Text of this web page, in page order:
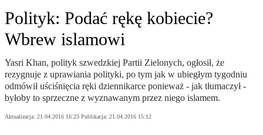
Polityk: Podać rękę kobiecie?
Wbrew islamowi
Yasri Khan, polityk szwedzkiej Partii Zielonych, ogłosił, że
rezygnuje z uprawiania polityki, po tym jak w ubiegłym tygodniu
odmówił uściśnięcia ręki dziennikarce ponieważ - jak tłumaczył -
byłoby to sprzeczne z wyznawanym przez niego islamem.
Aktualizacja: 21.04.2016 16:23 Publikacja: 21.04.2016 15:12